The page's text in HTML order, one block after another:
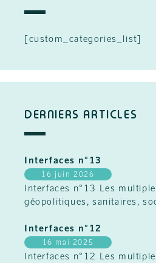
[custom_categories_list]
DERNIERS ARTICLES
Interfaces n°13
16 juin 2026
Interfaces n°13 Les
géopolitiques, sanitaires,
Interfaces n°12
16 mai 2025
Interfaces n°12 Les